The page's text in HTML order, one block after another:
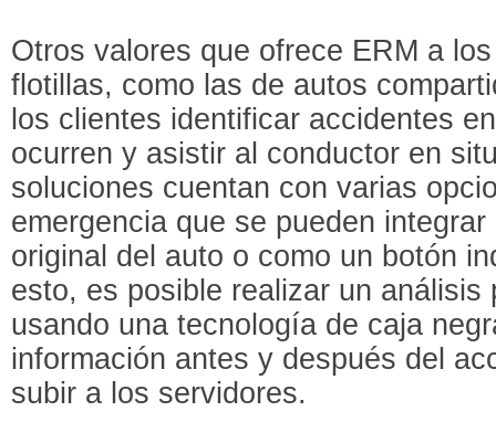
Otros valores que ofrece ERM a
flotillas, como las de autos
los clientes identificar accidentes
ocurren y asistir al conductor en
soluciones cuentan con varias
emergencia que se pueden
original del auto o como un botón
esto, es posible realizar un
usando una tecnología de caja
información antes y después del
subir a los servidores.